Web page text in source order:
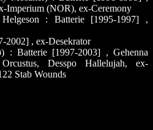
Imperium (NOR), ex-Ceremony
: Batterie [1995-1997] ,
2002] , ex-Desekrator
: Batterie [1997-2003] , Gehenna
Desspo Hallelujah, ex-
Stab Wounds